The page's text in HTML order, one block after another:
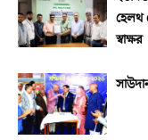
হেলথ
স্বাক্ষর